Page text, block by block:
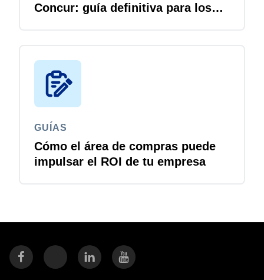
Concur: guía definitiva para los
GUÍAS
Cómo el área de compras puede
impulsar el ROI de tu empresa